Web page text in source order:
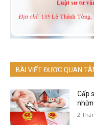
BÀI VIẾT ĐƯỢC QUAN
Cấp
2